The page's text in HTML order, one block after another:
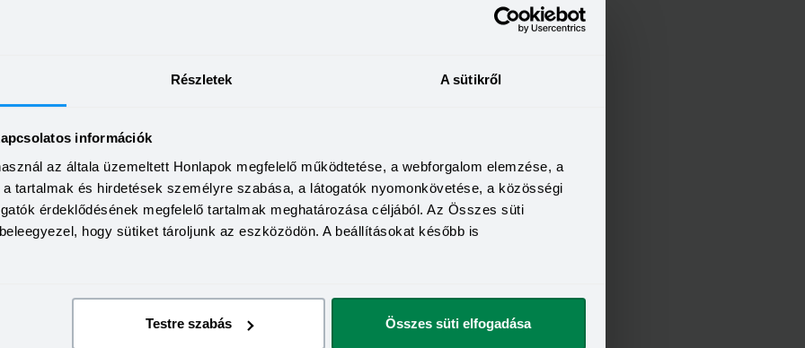
Részletek A sütikről
információk
az általa üzemeltett Honlapok megfelelő működtetése, a webforgalom elemzése, a
tartalmak és hirdetések személyre szabása, a látogatók nyomonkövetése, a közösségi
érdeklődésének megfelelő tartalmak meghatározása céljából. Az Összes süti
hogy sütiket tároljunk az eszközödön. A beállításokat később is
Testre szabás Összes süti elfogadása
500 000 - 15 000 000 Ft
21,20 - 21,20%
KAMAT
18,99 - 18,99% Visszahívást szeretnék